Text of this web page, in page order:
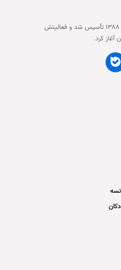
مؤسسه‌ی آموزشی گات در سال ۱۳۸۸ تأسیس شد و فعالیتش
آغاز کرد.